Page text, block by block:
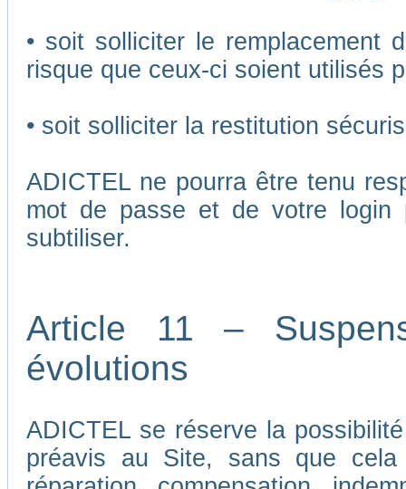
• soit solliciter le
risque que ceux-ci soient utilisés
• soit solliciter la restitution
ADICTEL ne pourra être tenu
mot de passe et de votre
subtiliser.
Article 11 –
évolutions
ADICTEL se réserve la
préavis au Site, sans que